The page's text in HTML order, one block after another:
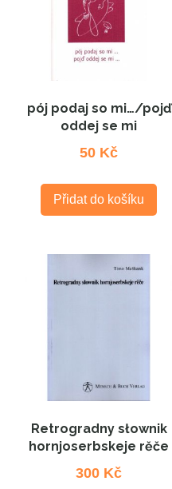
pój podaj so mi…/pojď
oddej se mi
50 Kč
Přidat do košíku
Retrogradny słownik
hornjoserbskeje rěče
300 Kč